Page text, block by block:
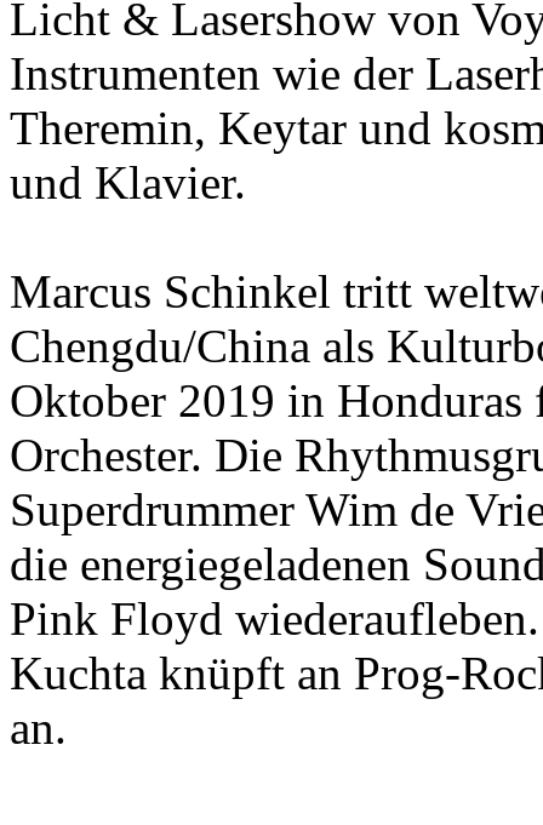
Licht & Lasershow von
Instrumenten wie der
Theremin, Keytar und
und Klavier.
Marcus Schinkel tritt
Chengdu/China als
Oktober 2019 in
Orchester. Die
Superdrummer Wim de
die energiegeladenen
Pink Floyd
Kuchta knüpft an Prog-
an.